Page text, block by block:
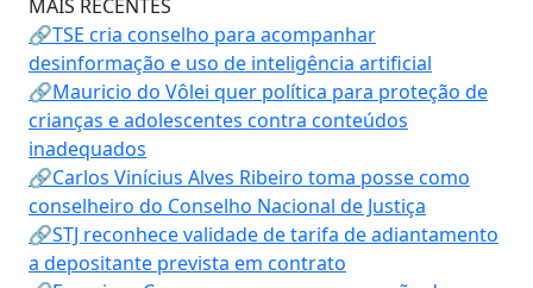
MAIS RECENTES
🔗TSE cria conselho para acompanhar
desinformação e uso de inteligência artificial
🔗Mauricio do Vôlei quer política para proteção de
crianças e adolescentes contra conteúdos
inadequados
🔗Carlos Vinícius Alves Ribeiro toma posse como
conselheiro do Conselho Nacional de Justiça
🔗STJ reconhece validade de tarifa de adiantamento
a depositante prevista em contrato